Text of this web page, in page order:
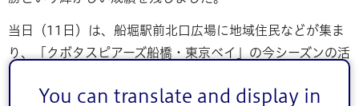
You can translate and display in
当日（11日）は、船堀駅前北口広場に地域住民などが集ま
り、「クボタスピアーズ船橋・東京ベイ」の今シーズンの活